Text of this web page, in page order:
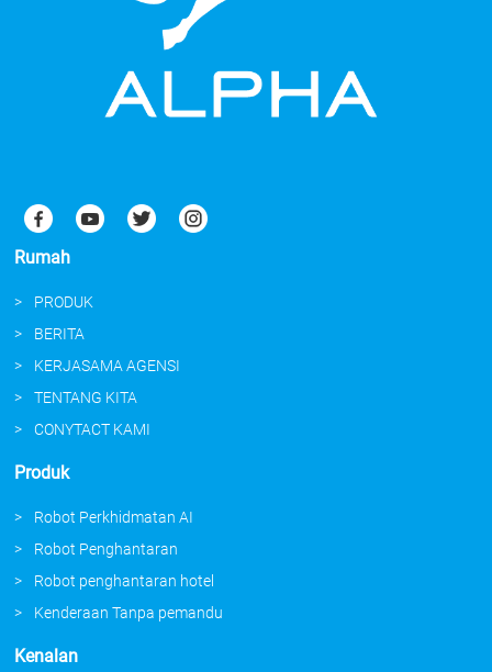
Rumah
PRODUK
BERITA
KERJASAMA AGENSI
TENTANG KITA
CONYTACT KAMI
Produk
Robot Perkhidmatan AI
Robot Penghantaran
Robot penghantaran hotel
Kenderaan Tanpa pemandu
Kenalan